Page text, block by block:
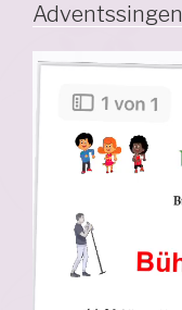
Adventssingen
Video-
Player